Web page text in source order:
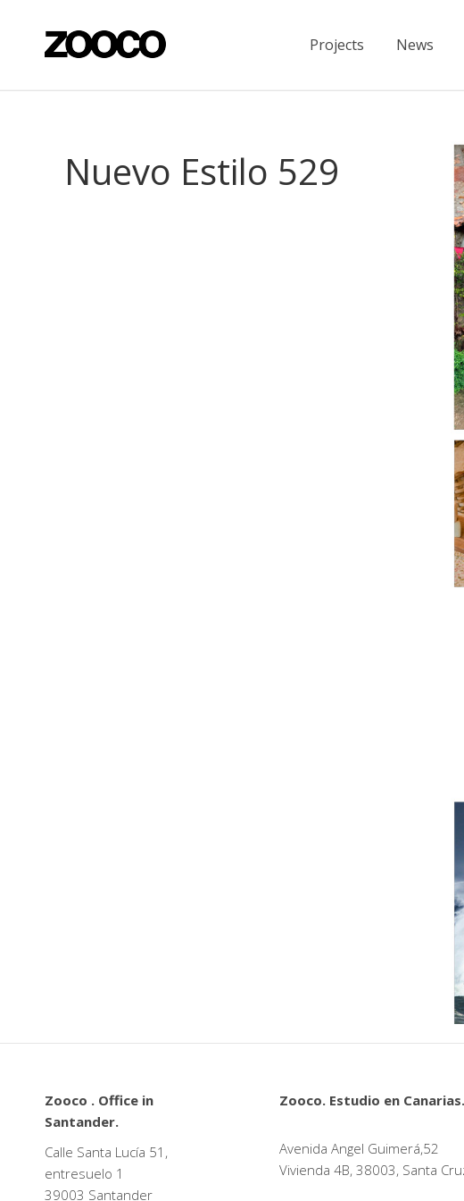
Projects News
Nuevo Estilo 529
Zooco . Office in
Santander.
Calle Santa Lucía 51,
entresuelo 1
39003 Santander
Zooco. Estudio en Canarias.
Avenida Angel Guimerá,52
Vivienda 4B, 38003, Santa